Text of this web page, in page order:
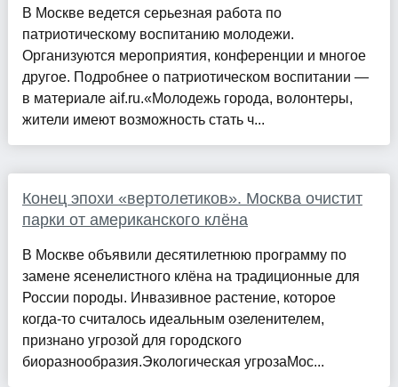
В Москве ведется серьезная работа по
патриотическому воспитанию молодежи.
Организуются мероприятия, конференции и многое
другое. Подробнее о патриотическом воспитании —
в материале aif.ru.«Молодежь города, волонтеры,
жители имеют возможность стать ч...
Конец эпохи «вертолетиков». Москва очистит
парки от американского клёна
В Москве объявили десятилетнюю программу по
замене ясенелистного клёна на традиционные для
России породы. Инвазивное растение, которое
когда-то считалось идеальным озеленителем,
признано угрозой для городского
биоразнообразия.Экологическая угрозаМос...